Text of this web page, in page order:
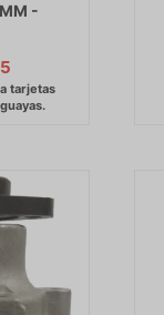
-